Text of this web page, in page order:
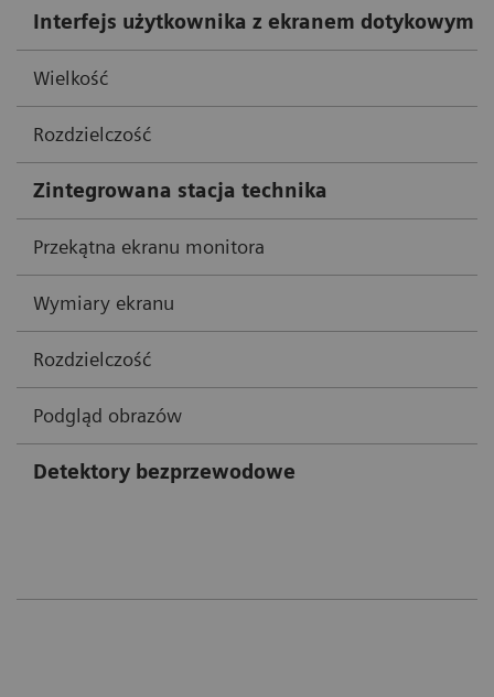
Interfejs użytkownika z ekranem dotykowym
Wielkość
Rozdzielczość
Zintegrowana stacja technika
Przekątna ekranu monitora
Wymiary ekranu
Rozdzielczość
Podgląd obrazów
Detektory bezprzewodowe